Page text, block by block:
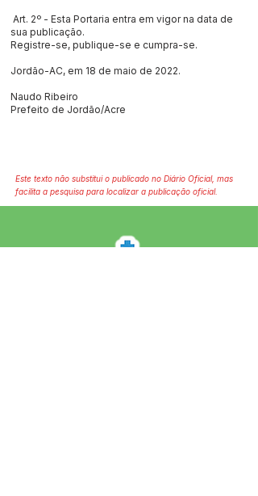
Art. 2º - Esta Portaria entra em vigor na data de
sua publicação.
Registre-se, publique-se e cumpra-se.
Jordão-AC, em 18 de maio de 2022.
Naudo Ribeiro
Prefeito de Jordão/Acre
Este texto não substitui o publicado no Diário Oficial, mas
facilita a pesquisa para localizar a publicação oficial.